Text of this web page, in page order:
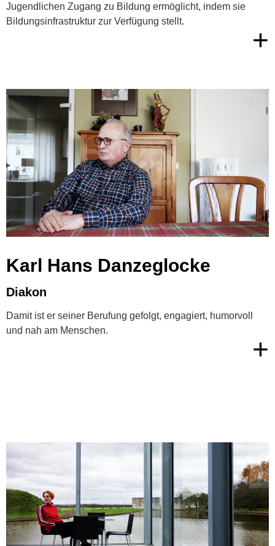
Jugendlichen Zugang zu Bildung ermöglicht, indem sie
Bildungsinfrastruktur zur Verfügung stellt.
+
Karl Hans Danzeglocke
Diakon
Damit ist er seiner Berufung gefolgt, engagiert, humorvoll
und nah am Menschen.
+